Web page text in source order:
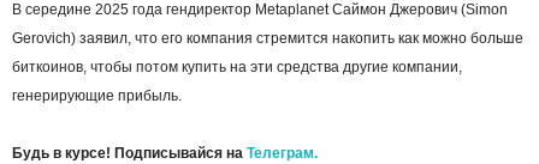
В середине 2025 года гендиректор Metaplanet Саймон Джерович (Simon
Gerovich) заявил, что его компания стремится накопить как можно больше
биткоинов, чтобы потом купить на эти средства другие компании,
генерирующие прибыль.
Будь в курсе! Подписывайся на Телеграм.